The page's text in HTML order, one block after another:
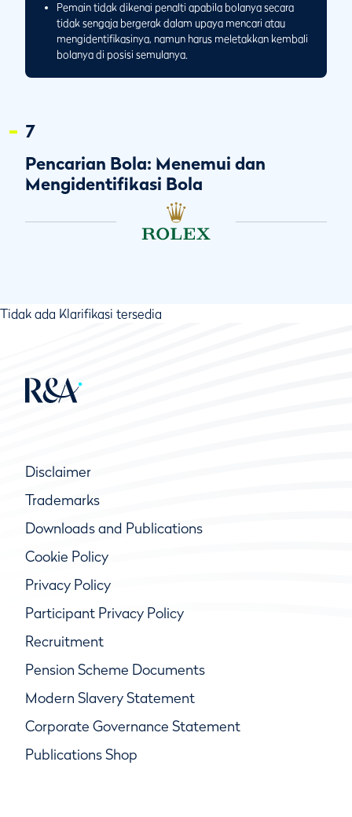
Pemain tidak dikenai penalti apabila bolanya secara
tidak sengaja bergerak dalam upaya mencari atau
mengidentifikasinya, namun harus meletakkan kembali
bolanya di posisi semulanya.
7
Pencarian Bola: Menemui dan
Mengidentifikasi Bola
Tidak ada Klarifikasi tersedia
Disclaimer
Trademarks
Downloads and Publications
Cookie Policy
Privacy Policy
Participant Privacy Policy
Recruitment
Pension Scheme Documents
Modern Slavery Statement
Corporate Governance Statement
Publications Shop